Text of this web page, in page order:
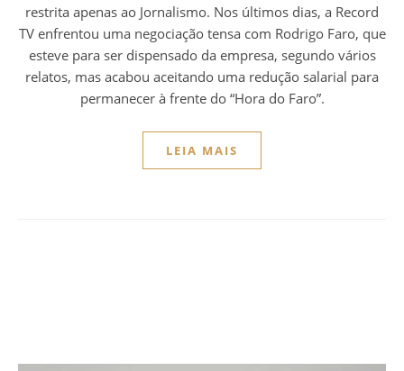
restrita apenas ao Jornalismo. Nos últimos dias, a Record
TV enfrentou uma negociação tensa com Rodrigo Faro, que
esteve para ser dispensado da empresa, segundo vários
relatos, mas acabou aceitando uma redução salarial para
permanecer à frente do “Hora do Faro”.
LEIA MAIS